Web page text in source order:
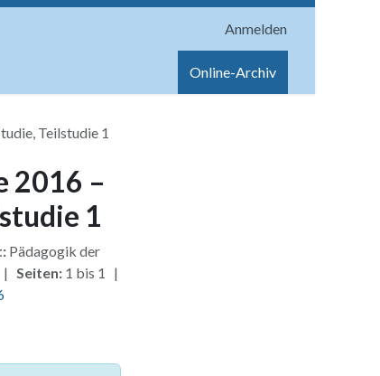
Anmelden
Online-Archiv
Teilstudie 1
2016 –
1
Pädagogik der
Seiten:1 bis 1 |